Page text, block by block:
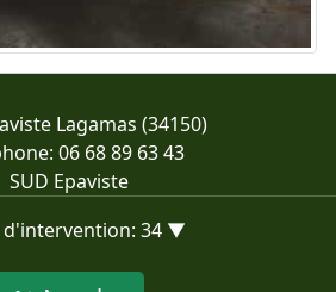
Lagamas (34150)
06 68 89 63 43
SUD Epaviste
d'intervention: 34 ▼